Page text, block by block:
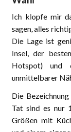
Ich klopfe mir
sagen, alles
Die Lage ist
Insel, der
Hotspot) und
unmittelbarer
Die
Tat sind es nur
Größen mit